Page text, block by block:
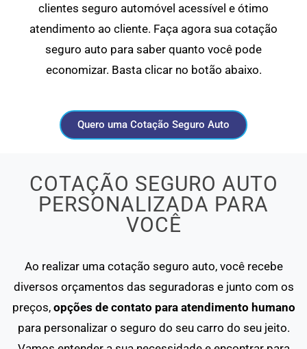
clientes seguro automóvel acessível e ótimo
atendimento ao cliente. Faça agora sua cotação
seguro auto para saber quanto você pode
economizar. Basta clicar no botão abaixo.
Quero uma Cotação Seguro Auto
COTAÇÃO SEGURO AUTO
PERSONALIZADA PARA
VOCÊ
Ao realizar uma cotação seguro auto, você recebe
diversos orçamentos das seguradoras e junto com os
preços, opções de contato para atendimento humano
para personalizar o seguro do seu carro do seu jeito.